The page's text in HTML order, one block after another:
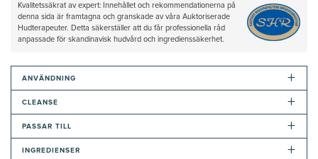
Kvalitetssäkrat av expert: Innehållet och rekommendationerna på
denna sida är framtagna och granskade av våra Auktoriserade
Hudterapeuter. Detta säkerställer att du får professionella råd
anpassade för skandinavisk hudvård och ingredienssäkerhet.
ANVÄNDNING +
CLEANSE +
PASSAR TILL +
INGREDIENSER +